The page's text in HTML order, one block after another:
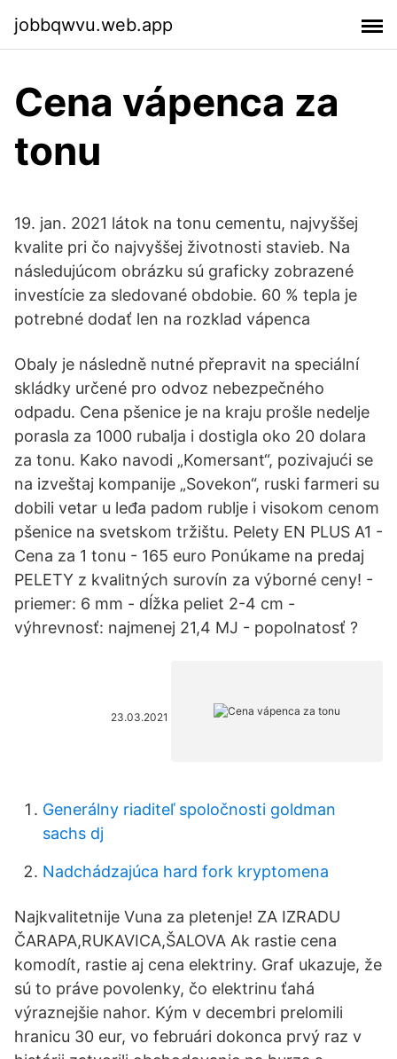
jobbqwvu.web.app
Cena vápenca za
tonu
19. jan. 2021 látok na tonu cementu, najvyššej
kvalite pri čo najvyššej životnosti stavieb. Na
následujúcom obrázku sú graficky zobrazené
investície za sledované obdobie. 60 % tepla je
potrebné dodať len na rozklad vápenca
Obaly je následně nutné přepravit na speciální
skládky určené pro odvoz nebezpečného
odpadu. Cena pšenice je na kraju prošle nedelje
porasla za 1000 rubalja i dostigla oko 20 dolara
za tonu. Kako navodi „Komersant“, pozivajući se
na izveštaj kompanije „Sovekon“, ruski farmeri su
dobili vetar u leđa padom rublje i visokom cenom
pšenice na svetskom tržištu. Pelety EN PLUS A1 -
Cena za 1 tonu - 165 euro Ponúkame na predaj
PELETY z kvalitných surovín za výborné ceny! -
priemer: 6 mm - dĺžka peliet 2-4 cm -
výhrevnosť: najmenej 21,4 MJ - popolnatosť ?
23.03.2021
Generálny riaditeľ spoločnosti goldman
sachs dj
Nadchádzajúca hard fork kryptomena
Najkvalitetnije Vuna za pletenje! ZA IZRADU
ČARAPA,RUKAVICA,ŠALOVA Ak rastie cena
komodít, rastie aj cena elektriny. Graf ukazuje, že
sú to práve povolenky, čo elektrinu ťahá
výraznejšie nahor. Kým v decembri prelomili
hranicu 30 eur, vo februári dokonca prvý raz v